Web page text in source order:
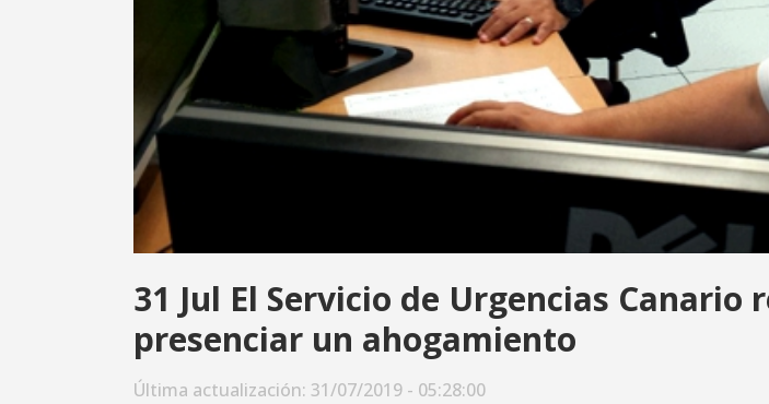
31 Jul El Servicio de Urgencias Canario
presenciar un ahogamiento
Última actualización: 31/07/2019 - 05:28:00